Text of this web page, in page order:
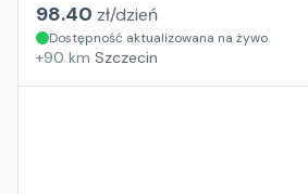
98.40 zł/dzień
Dostępność aktualizowana na żywo
+90 km Szczecin